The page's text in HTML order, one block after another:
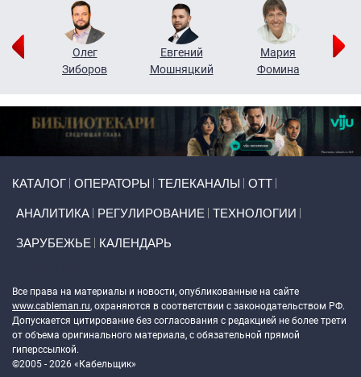
Олег
Зиборов
Евгений
Мошняцкий
Мария
Фомина
КАТАЛОГ ОПЕРАТОРЫ ТЕЛЕКАНАЛЫ ОТТ
АНАЛИТИКА РЕГУЛИРОВАНИЕ ТЕХНОЛОГИИ
ЗАРУБЕЖЬЕ КАЛЕНДАРЬ
Все права на материалы и новости, опубликованные на сайте
www.cableman.ru, охраняются в соответствии с законодательством РФ.
Допускается цитирование без согласования с редакцией не более трети
от объема оригинального материала, с обязательной прямой
гиперссылкой.
©2005 - 2026 «Кабельщик»